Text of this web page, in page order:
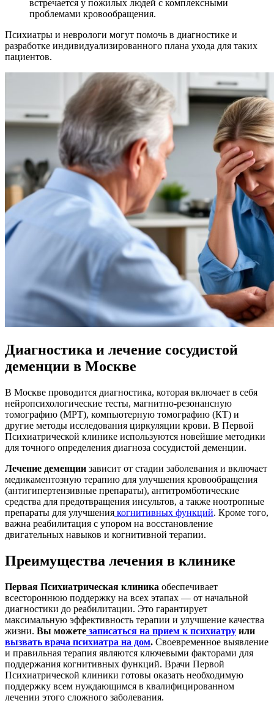
встречается у пожилых людей с комплексными
проблемами кровообращения.
Психиатры и неврологи могут помочь в диагностике и
разработке индивидуализированного плана ухода для таких
пациентов.
Диагностика и лечение сосудистой
деменции в Москве
В Москве проводится диагностика, которая включает в себя
нейропсихологические тесты, магнитно-резонансную
томографию (МРТ), компьютерную томографию (КТ) и
другие методы исследования циркуляции крови. В Первой
Психиатрической клинике используются новейшие методики
для точного определения диагноза сосудистой деменции.
Лечение деменции зависит от стадии заболевания и включает
медикаментозную терапию для улучшения кровообращения
(антигипертензивные препараты), антитромботические
средства для предотвращения инсультов, а также ноотропные
препараты для улучшения когнитивных функций. Кроме того,
важна реабилитация с упором на восстановление
двигательных навыков и когнитивной терапии.
Преимущества лечения в клинике
Первая Психиатрическая клиника обеспечивает
всестороннюю поддержку на всех этапах — от начальной
диагностики до реабилитации. Это гарантирует
максимальную эффективность терапии и улучшение качества
жизни. Вы можете записаться на прием к психиатру или
вызвать врача психиатра на дом. Своевременное выявление
и правильная терапия являются ключевыми факторами для
поддержания когнитивных функций. Врачи Первой
Психиатрической клиники готовы оказать необходимую
поддержку всем нуждающимся в квалифицированном
лечении этого сложного заболевания.